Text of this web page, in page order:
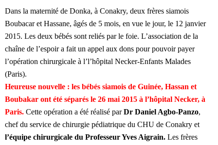
Dans la maternité de Donka, à Conakry, deux frères siamois
Boubacar et Hassane, âgés de 5 mois, en vue le jour, le 12 janvier
2015. Les deux bébés sont reliés par le foie. L’association de la
chaîne de l’espoir a fait un appel aux dons pour pouvoir payer
l’opération chirurgicale à l’l’hôpital Necker-Enfants Malades
(Paris).
Heureuse nouvelle : les bébés siamois de Guinée, Hassan et
Boubakar ont été séparés le 26 mai 2015 à l’hôpital Necker, à
Paris. Cette opération a été réalisé parDr Daniel Agbo-Panzo,
chef du service de chirurgie pédiatrique du CHU de Conakry et
l’équipe chirurgicale du Professeur Yves Aigrain. Les frères